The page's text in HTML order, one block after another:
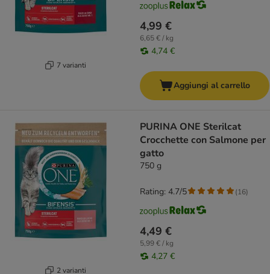
7 varianti
4,99 €
6,65 € / kg
4,74 €
Aggiungi al carrello
2 varianti
PURINA ONE Sterilcat
Crocchette con Salmone per
gatto
750 g
4,49 €
5,99 € / kg
4,27 €
Rating: 4.7/5 (16)